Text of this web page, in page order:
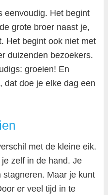
eenvoudig. Het begint
grote broer naast je,
Het begint ook niet met
duizenden bezoekers.
groeien! En
dat doe je elke dag een
met de kleine eik.
zelf in de hand. Je
stagneren. Maar je kunt
er veel tijd in te